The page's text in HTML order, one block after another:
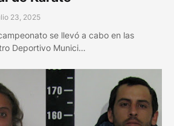
23, 2025
se llevó a cabo en las
Deportivo Munici…